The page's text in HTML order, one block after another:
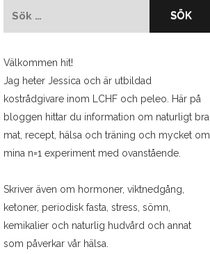
Välkommen hit!
Jag heter Jessica och är utbildad
kostrådgivare inom LCHF och peleo. Här på
bloggen hittar du information om naturligt bra
mat, recept, hälsa och träning och mycket om
mina n=1 experiment med ovanstående.
Skriver även om hormoner, viktnedgång,
ketoner, periodisk fasta, stress, sömn,
kemikalier och naturlig hudvård och annat
som påverkar vår hälsa.